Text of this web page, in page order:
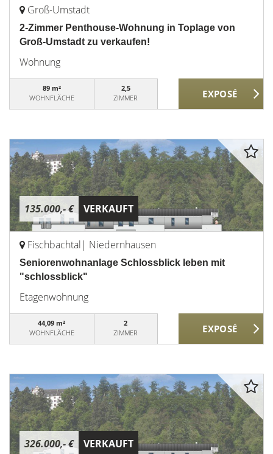
Groß-Umstadt
2-Zimmer Penthouse-Wohnung in Toplage von
Groß-Umstadt zu verkaufen!
Wohnung
89 m²
WOHNFLÄCHE
2,5
ZIMMER
135.000,- € VERKAUFT
Fischbachtal| Niedernhausen
Seniorenwohnanlage Schlossblick leben mit
"schlossblick"
Etagenwohnung
44,09 m²
WOHNFLÄCHE
2
ZIMMER
326.000,- € VERKAUFT